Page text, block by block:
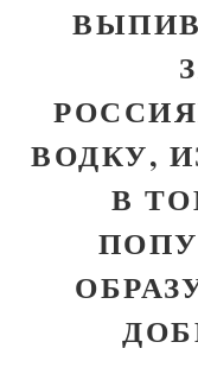
ВОДКУ,
В